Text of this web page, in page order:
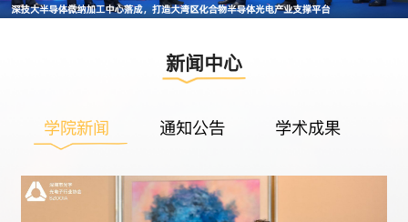
新闻中心
学院新闻 通知公告 学术成果